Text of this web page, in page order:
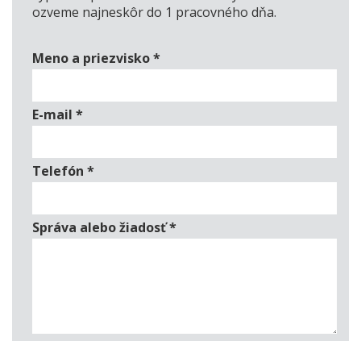
ozveme najneskôr do 1 pracovného dňa.
Meno a priezvisko*
E-mail *
Telefón *
Správa alebo žiadosť*